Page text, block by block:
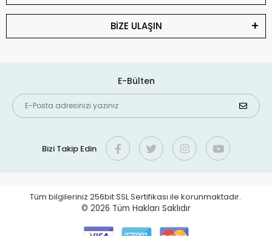
BİZE ULAŞIN
E-Bülten
Bizi Takip Edin
Tüm bilgileriniz 256bit SSL Sertifikası ile korunmaktadır.
© 2026 Tüm Hakları Saklıdır